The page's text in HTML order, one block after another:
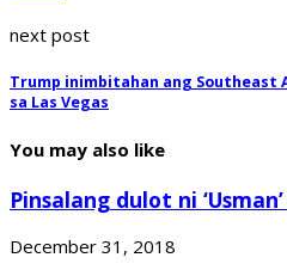
next post
Trump inimbitahan ang Southeast
sa Las Vegas
You may also like
Pinsalang dulot ni
December 31, 2018